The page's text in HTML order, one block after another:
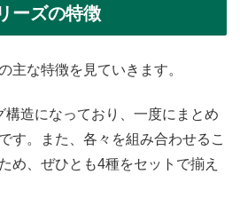
ーズの特徴
主な特徴を見ていきます。
造になっており、一度にまとめ
す。また、各々を組み合わせるこ
め、ぜひとも4種をセットで揃え